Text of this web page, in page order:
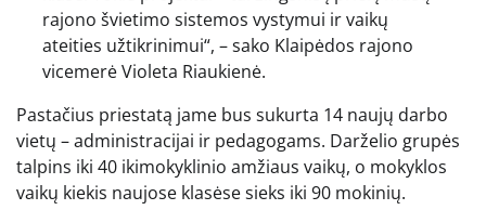
rajono švietimo sistemos vystymui ir vaikų
ateities užtikrinimui“, – sako Klaipėdos rajono
vicemerė Violeta Riaukienė.
Pastačius priestatą jame bus sukurta 14 naujų darbo
vietų – administracijai ir pedagogams. Darželio grupės
talpins iki 40 ikimokyklinio amžiaus vaikų, o mokyklos
vaikų kiekis naujose klasėse sieks iki 90 mokinių.